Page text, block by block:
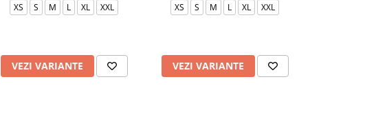
XS S M L XL XXL
VEZI VARIANTE
XS S M L XL XXL
VEZI VARIANTE